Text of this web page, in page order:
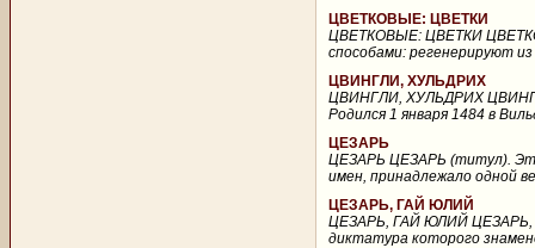
ЦВЕТКОВЫЕ: ЦВЕТКИ
ЦВЕТКОВЫЕ: ЦВЕТКИ
способами: регенерируют
ЦВИНГЛИ, ХУЛЬДРИХ
ЦВИНГЛИ, ХУЛЬДРИХ
Родился 1 января 1484 в
ЦЕЗАРЬ
ЦЕЗАРЬ ЦЕЗАРЬ (титул). Это
имен, принадлежало одной
ЦЕЗАРЬ, ГАЙ ЮЛИЙ
ЦЕЗАРЬ, ГАЙ ЮЛИЙ ЦЕЗАРЬ,
диктатура которого